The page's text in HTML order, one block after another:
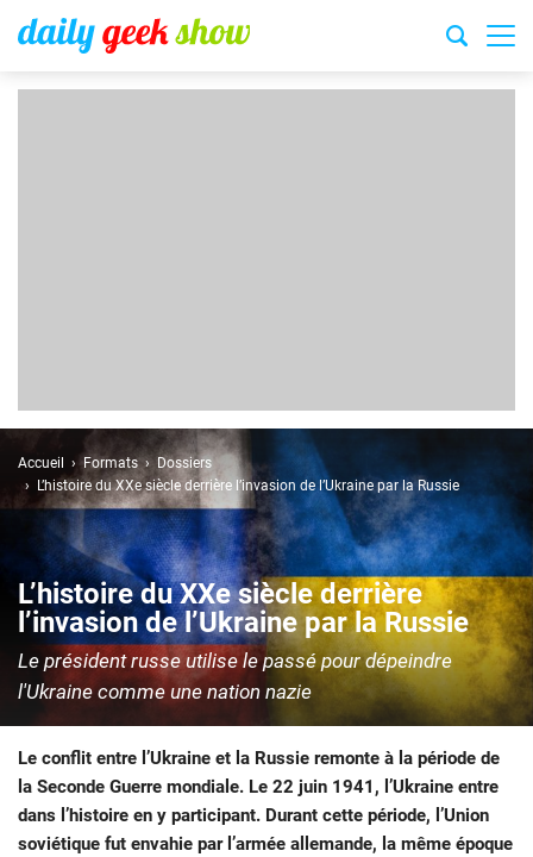
Accueil Formats
Dossiers
L’histoire du XXe siècle derrière l’invasion de l’Ukraine par la Russie
L’histoire du XXe siècle derrière
l’invasion de l’Ukraine par la Russie
Le président russe utilise le passé pour dépeindre
l'Ukraine comme une nation nazie
Le conflit entre l’Ukraine et la Russie remonte à la période de
la Seconde Guerre mondiale. Le 22 juin 1941, l’Ukraine entre
dans l’histoire en y participant. Durant cette période, l’Union
soviétique fut envahie par l’armée allemande, la même époque